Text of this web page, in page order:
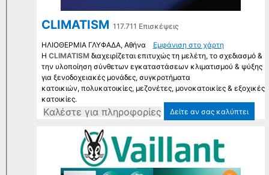
CLIMATISM 117.711 Επισκέψεις
Εμφάνιση στο χάρτη
Η CLIMATISMδιαχειρίζεται επιτυχώς τη μελέτη, το σχεδιασμό &
την υλοποίηση σύνθετων εγκαταστάσεων κλιματισμού & ψύξης
για ξενοδοχειακές μονάδες, συγκροτήματα
κατοικιών, πολυκατοικίες, μεζονέτες, μονοκατοικίες & εξοχικές
κατοικίες.
Kαλέστε για πληροφορίες Δείτε αν σας καλύπτει